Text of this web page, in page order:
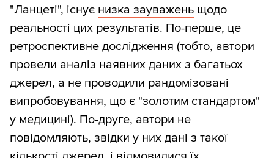
"Ланцеті", існує низка зауважень щодо
реальності цих результатів. По-перше, це
ретроспективне дослідження (тобто, автори
провели аналіз наявних даних з багатьох
джерел, а не проводили рандомізовані
випробовування, що є "золотим стандартом"
у медицині). По-друге, автори не
повідомляють, звідки у них дані з такої